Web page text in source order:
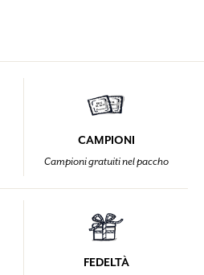
CAMPIONI
Campioni gratuiti nel paccho
FEDELTÀ